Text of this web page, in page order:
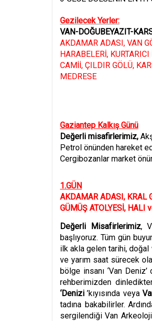
Gezilecek Yerler:
VAN-DOĞUBEYAZIT-
AKDAMAR ADASI, VAN
HARABELERİ,
CAMİİ, ÇILDIR GÖLÜ,
MEDRESE
Gaziantep Kalkış Günü
Değerli misafirlerimiz,
Petrol önünden hareket
Cergibozanlar market
1.GÜN
AKDAMAR ADASI, KRAL
GÜMÜŞ ATOLYESİ, HALI
Değerli Misafirlerimiz,
başlıyoruz. Tüm gün
ilk akla gelen tarihi, doğal
ve yarım saat sürecek
bölge insanı ‘Van
rehberimizden
‘Denizi ’kıyısında veya
tadına bakabilirler.
sergilendiği Van